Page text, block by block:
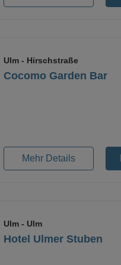
Cocomo Garden Bar
Ulm- Hirschstraße
Mehr Details
Hotel Ulmer Stuben
Ulm- Ulm